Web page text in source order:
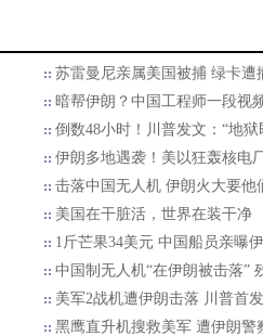
苏雷曼尼亲属美国被捕 绿卡遭
暗帮伊朗？中国工程师一段视
倒数48小时！川普发文：“地狱
伊朗多地遇袭！美以狂轰核电
击落中国无人机 伊朗火大要他
美国在干脏活，世界在装干净
1斤芒果34美元 中国船员亲曝
中国制无人机“在伊朗被击落”
美军2战机遭伊朗击落 川普首
黑鹰直升机搜救美军 遭伊朗警